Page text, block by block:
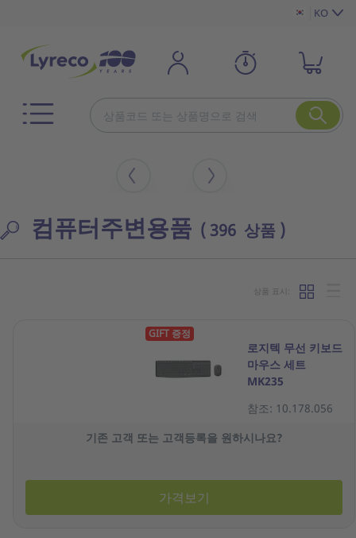
KO
컴퓨터주변용품 ( 396 상품 )
상품 표시:
GIFT 증정
로지텍 무선 키보드
마우스 세트
MK235
참조: 10.178.056
기존 고객 또는 고객등록을 원하시나요?
가격보기